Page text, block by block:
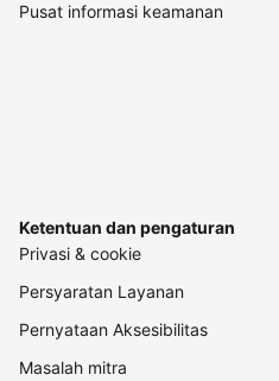
Pusat informasi keamanan
Ketentuan dan pengaturan
Privasi & cookie
Persyaratan Layanan
Pernyataan Aksesibilitas
Masalah mitra